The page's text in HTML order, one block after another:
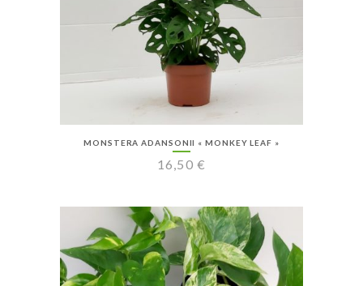
MONSTERA ADANSONII « MONKEY LEAF »
16,50 €